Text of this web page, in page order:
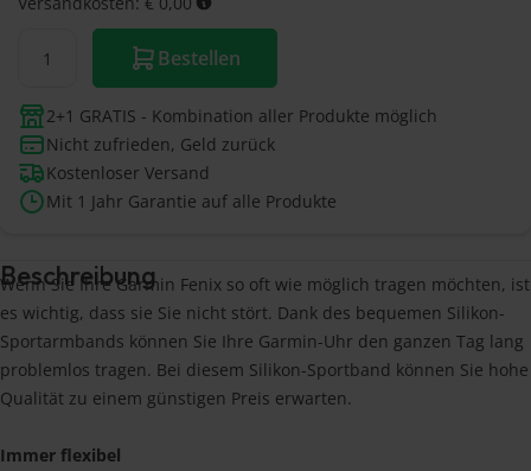
Bestellen
2+1 GRATIS - Kombination aller Produkte möglich
Nicht zufrieden, Geld zurück
Kostenloser Versand
Mit 1 Jahr Garantie auf alle Produkte
Beschreibung
Wenn Sie Ihre Garmin Fenix so oft wie möglich tragen möchten, ist
es wichtig, dass sie Sie nicht stört. Dank des bequemen Silikon-
Sportarmbands können Sie Ihre Garmin-Uhr den ganzen Tag lang
problemlos tragen. Bei diesem Silikon-Sportband können Sie hohe
Qualität zu einem günstigen Preis erwarten.
Immer flexibel